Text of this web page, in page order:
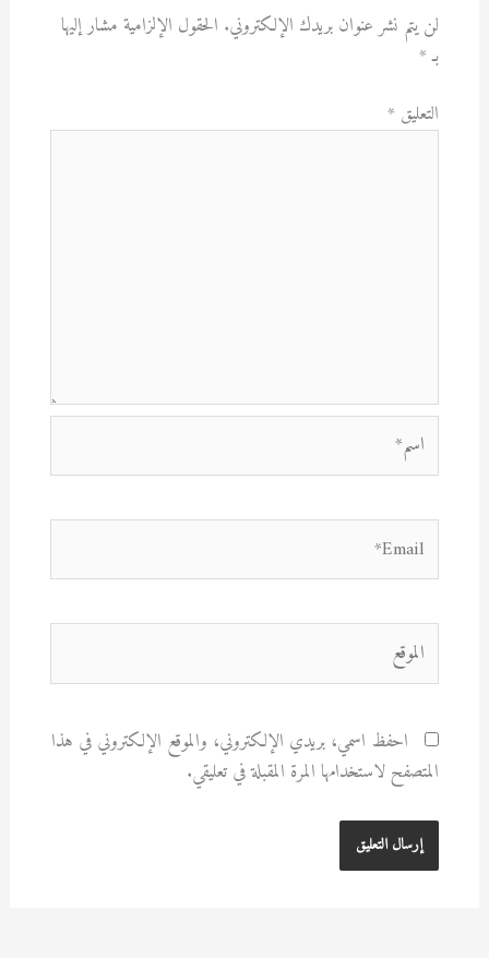
لن يتم نشر عنوان بريدك الإلكتروني. الحقول الإلزامية مشار إليها
بـ*
التعليق *
اسم*
الموقع
احفظ اسمي، بريدي الإلكتروني، والموقع الإلكتروني في هذا
المتصفح لاستخدامها المرة المقبلة في تعليقي.